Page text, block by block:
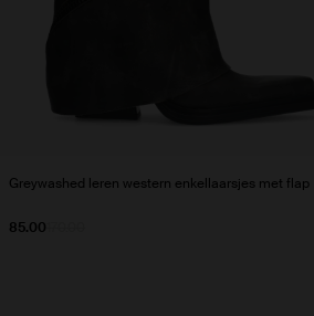
Greywashed leren western enkellaarsjes met flap
85.00